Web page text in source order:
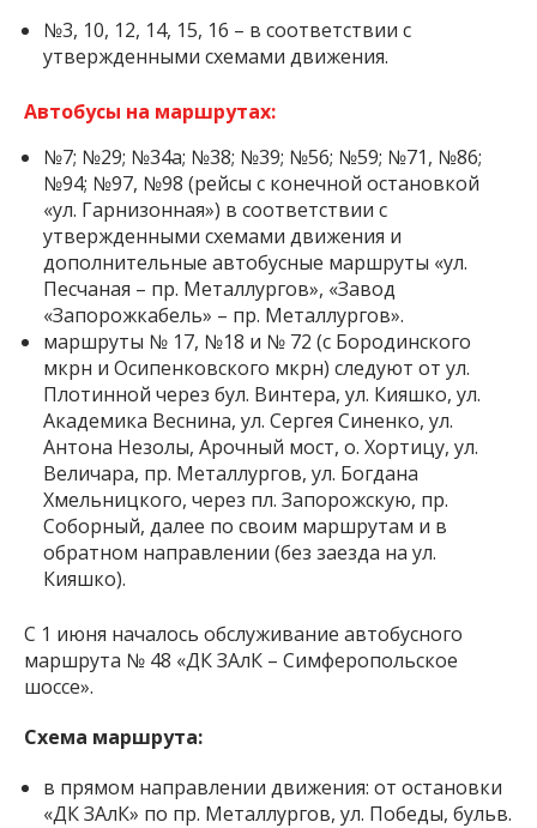
№3, 10, 12, 14, 15, 16 – в соответствии с
утвержденными схемами движения.
Автобусы на маршрутах:
№7; №29; №34а; №38; №39; №56; №59; №71, №86;
№94; №97, №98 (рейсы с конечной остановкой
«ул. Гарнизонная») в соответствии с
утвержденными схемами движения и
дополнительные автобусные маршруты «ул.
Песчаная – пр. Металлургов», «Завод
«Запорожкабель» – пр. Металлургов».
маршруты № 17, №18 и № 72 (с Бородинского
мкрн и Осипенковского мкрн) следуют от ул.
Плотинной через бул. Винтера, ул. Кияшко, ул.
Академика Веснина, ул. Сергея Синенко, ул.
Антона Незолы, Арочный мост, о. Хортицу, ул.
Величара, пр. Металлургов, ул. Богдана
Хмельницкого, через пл. Запорожскую, пр.
Соборный, далее по своим маршрутам и в
обратном направлении (без заезда на ул.
Кияшко).
С 1 июня началось обслуживание автобусного
маршрута № 48 «ДК ЗАлК – Симферопольское
шоссе».
Схема маршрута:
в прямом направлении движения: от остановки
«ДК ЗАлК» по пр. Металлургов, ул. Победы, бульв.